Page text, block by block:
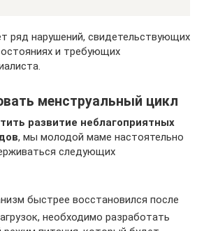
ряд нарушений, свидетельствующих
и требующих
менструальный цикл
развитие неблагоприятных
, мы молодой маме настоятельно
следующих
быстрее восстановился после
необходимо разработать